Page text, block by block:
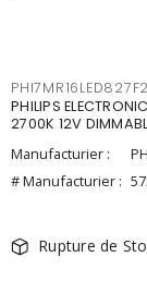
PHILIPS
2700K 12V
Manufacturier :
# Manufacturier :
Rupture de